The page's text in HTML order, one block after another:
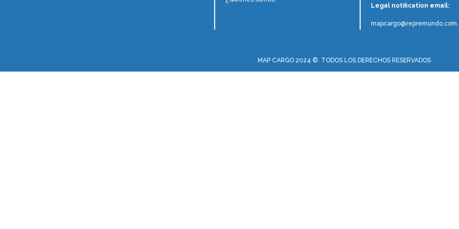
Legal notification email:
MAP CARGO 2024 ©. TODOS LOS DERECHOS RESERVADOS